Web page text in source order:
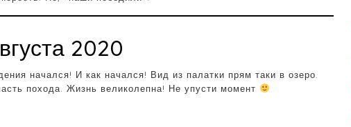
2020
начался! И как начался! Вид из палатки прям таки в озеро.
похода. Жизнь великолепна! Не упусти момент